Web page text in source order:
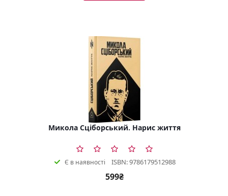
Микола Сціборський. Нарис життя
Є в наявності ISBN: 9786179512988
599₴